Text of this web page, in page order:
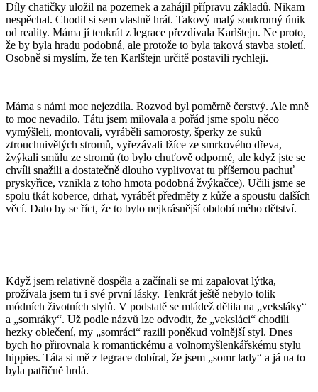
Díly chatičky uložil na pozemek a zahájil přípravu základů. Nikam
nespěchal. Chodil si sem vlastně hrát. Takový malý soukromý únik
od reality. Máma jí tenkrát z legrace přezdívala Karlštejn. Ne proto,
že by byla hradu podobná, ale protože to byla taková stavba století.
Osobně si myslím, že ten Karlštejn určitě postavili rychleji.
Máma s námi moc nejezdila. Rozvod byl poměrně čerstvý. Ale mně
to moc nevadilo. Tátu jsem milovala a pořád jsme spolu něco
vymýšleli, montovali, vyráběli samorosty, šperky ze suků
ztrouchnivělých stromů, vyřezávali lžíce ze smrkového dřeva,
žvýkali smůlu ze stromů (to bylo chuťově odporné, ale když jste se
chvíli snažili a dostatečně dlouho vyplivovat tu příšernou pachuť
pryskyřice, vznikla z toho hmota podobná žvýkačce). Učili jsme se
spolu tkát koberce, drhat, vyrábět předměty z kůže a spoustu dalších
věcí. Dalo by se říct, že to bylo nejkrásnější období mého dětství.
Když jsem relativně dospěla a začínali se mi zapalovat lýtka,
prožívala jsem tu i své první lásky. Tenkrát ještě nebylo tolik
módních životních stylů. V podstatě se mládež dělila na „veksláky“
a „somráky“. Už podle názvů lze odvodit, že „veksláci“ chodili
hezky oblečení, my „somráci“ razili poněkud volnější styl. Dnes
bych ho přirovnala k romantickému a volnomyšlenkářskému stylu
hippies. Táta si mě z legrace dobíral, že jsem „somr lady“ a já na to
byla patřičně hrdá.